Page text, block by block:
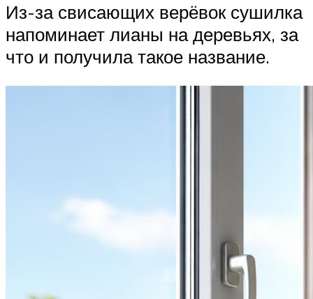
Из-за свисающих верёвок сушилка
напоминает лианы на деревьях, за
что и получила такое название.